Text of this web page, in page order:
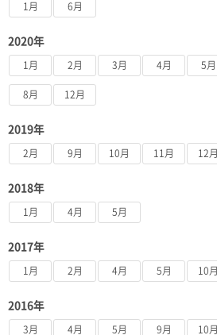
1月 6月
2020年
1月 2月 3月 4月 5月
8月 12月
2019年
2月 9月 10月 11月 12月
2018年
1月 4月 5月
2017年
1月 2月 4月 5月 10月
2016年
3月 4月 5月 9月 10月